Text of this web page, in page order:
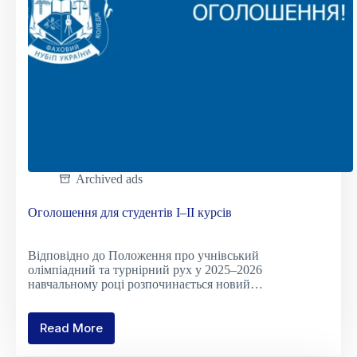
Archived ads
Оголошення для студентів І–ІІ курсів
Відповідно до Положення про учнівський
олімпіадний та турнірний рух у 2025–2026
навчальному році розпочинається новий…
Read MoreОголошення